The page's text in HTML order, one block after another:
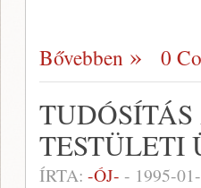
Bővebben 0
TESTÜLETI
ÍRTA: -ÓJ- - 1995-